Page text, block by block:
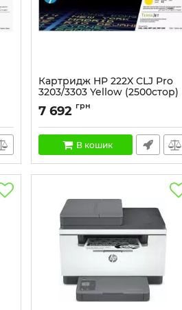
Картридж HP 222X CLJ Pro
3203/3303 Yellow (2500стор)
Артикул: W2222X
7 692 грн
В кошик